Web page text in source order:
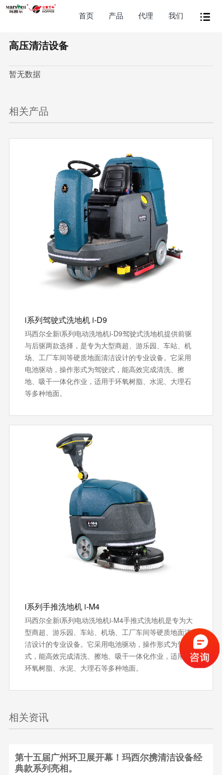
首页 产品 代理 我们
高压清洁设备
暂无数据
相关产品
i系列驾驶式洗地机 i-D9
玛西尔全新i系列电动洗地机i-D9驾驶式洗地机提供前驱
与后驱两款选择，是专为大型商超、游乐园、车站、机
场、工厂车间等硬质地面清洁设计的专业设备。它采用
电池驱动，操作形式为驾驶式，能高效完成清洗、擦
地、吸干一体化作业，适用于环氧树脂、水泥、大理石
等多种地面。
i系列手推洗地机 i-M4
玛西尔全新i系列电动洗地机i-M4手推式洗地机是专为大
型商超、游乐园、车站、机场、工厂车间等硬质地面清
洁设计的专业设备。它采用电池驱动，操作形式为驾驶
式，能高效完成清洗、擦地、吸干一体化作业，适用于
环氧树脂、水泥、大理石等多种地面。
相关资讯
第十五届广州环卫展开幕！玛西尔携清洁设备经
典款系列亮相。